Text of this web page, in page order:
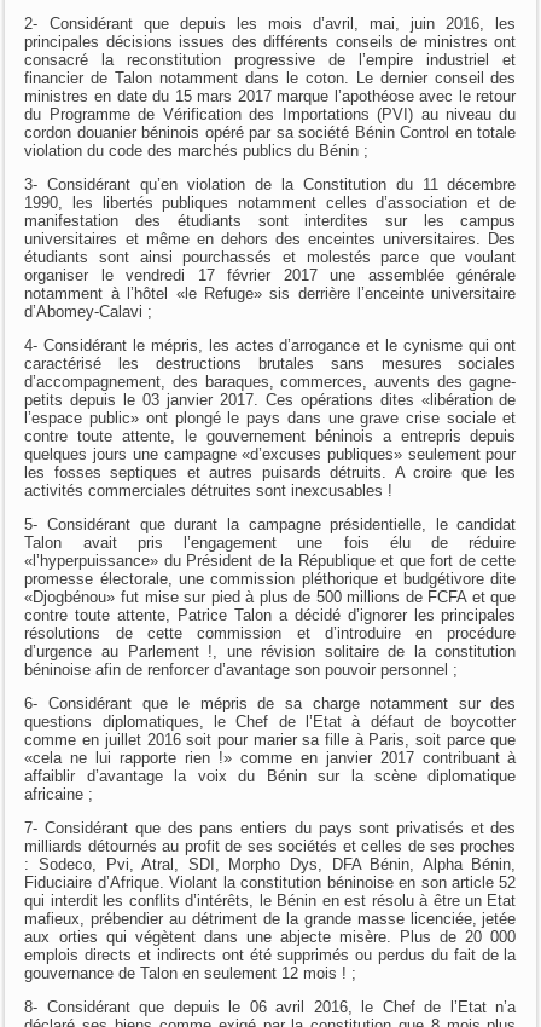
2- Considérant que depuis les mois d’avril, mai, juin 2016, les
principales décisions issues des différents conseils de ministres ont
consacré la reconstitution progressive de l’empire industriel et
financier de Talon notamment dans le coton. Le dernier conseil des
ministres en date du 15 mars 2017 marque l’apothéose avec le retour
du Programme de Vérification des Importations (PVI) au niveau du
cordon douanier béninois opéré par sa société Bénin Control en totale
violation du code des marchés publics du Bénin ;
3- Considérant qu’en violation de la Constitution du 11 décembre
1990, les libertés publiques notamment celles d’association et de
manifestation des étudiants sont interdites sur les campus
universitaires et même en dehors des enceintes universitaires. Des
étudiants sont ainsi pourchassés et molestés parce que voulant
organiser le vendredi 17 février 2017 une assemblée générale
notamment à l’hôtel «le Refuge» sis derrière l’enceinte universitaire
d’Abomey-Calavi ;
4- Considérant le mépris, les actes d’arrogance et le cynisme qui ont
caractérisé les destructions brutales sans mesures sociales
d’accompagnement, des baraques, commerces, auvents des gagne-
petits depuis le 03 janvier 2017. Ces opérations dites «libération de
l’espace public» ont plongé le pays dans une grave crise sociale et
contre toute attente, le gouvernement béninois a entrepris depuis
quelques jours une campagne «d’excuses publiques» seulement pour
les fosses septiques et autres puisards détruits. A croire que les
activités commerciales détruites sont inexcusables !
5- Considérant que durant la campagne présidentielle, le candidat
Talon avait pris l’engagement une fois élu de réduire
«l’hyperpuissance» du Président de la République et que fort de cette
promesse électorale, une commission pléthorique et budgétivore dite
«Djogbénou» fut mise sur pied à plus de 500 millions de FCFA et que
contre toute attente, Patrice Talon a décidé d’ignorer les principales
résolutions de cette commission et d’introduire en procédure
d’urgence au Parlement !, une révision solitaire de la constitution
béninoise afin de renforcer d’avantage son pouvoir personnel ;
6- Considérant que le mépris de sa charge notamment sur des
questions diplomatiques, le Chef de l’Etat à défaut de boycotter
comme en juillet 2016 soit pour marier sa fille à Paris, soit parce que
«cela ne lui rapporte rien !» comme en janvier 2017 contribuant à
affaiblir d’avantage la voix du Bénin sur la scène diplomatique
africaine ;
7- Considérant que des pans entiers du pays sont privatisés et des
milliards détournés au profit de ses sociétés et celles de ses proches
: Sodeco, Pvi, Atral, SDI, Morpho Dys, DFA Bénin, Alpha Bénin,
Fiduciaire d’Afrique. Violant la constitution béninoise en son article 52
qui interdit les conflits d’intérêts, le Bénin en est résolu à être un Etat
mafieux, prébendier au détriment de la grande masse licenciée, jetée
aux orties qui végètent dans une abjecte misère. Plus de 20 000
emplois directs et indirects ont été supprimés ou perdus du fait de la
gouvernance de Talon en seulement 12 mois ! ;
8- Considérant que depuis le 06 avril 2016, le Chef de l’Etat n’a